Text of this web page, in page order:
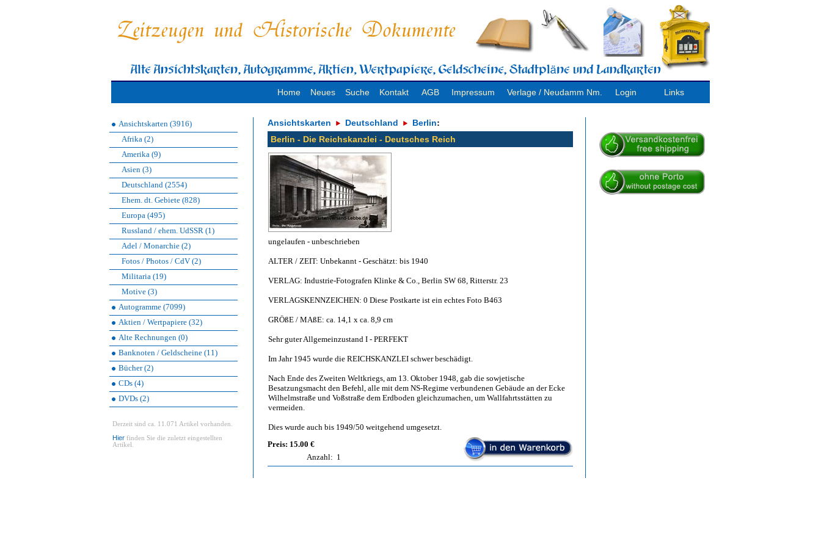
Home Neues Suche Kontakt AGB Impressum Verlage / Neudamm Nm. Login Links
Ansichtskarten (3916)
Afrika (2)
Amerika (9)
Asien (3)
Deutschland (2554)
Ehem. dt. Gebiete (828)
Europa (495)
Russland / ehem. UdSSR (1)
Adel / Monarchie (2)
Fotos / Photos / CdV (2)
Militaria (19)
Motive (3)
Autogramme (7099)
Aktien / Wertpapiere (32)
Alte Rechnungen (0)
Banknoten / Geldscheine (11)
Bücher (2)
CDs (4)
DVDs (2)
Derzeit sind ca. 11.071 Artikel vorhanden.
Hier finden Sie die zuletzt eingestellten
Artikel.
Ansichtskarten Deutschland Berlin:
Berlin - Die Reichskanzlei - Deutsches Reich
ungelaufen - unbeschrieben
ALTER / ZEIT: Unbekannt - Geschätzt: bis 1940
VERLAG: Industrie-Fotografen Klinke & Co., Berlin SW 68, Ritterstr. 23
VERLAGSKENNZEICHEN: 0 Diese Postkarte ist ein echtes Foto B463
GRÖßE / MAßE: ca. 14,1 x ca. 8,9 cm
Sehr guter Allgemeinzustand I - PERFEKT
Im Jahr 1945 wurde die REICHSKANZLEI schwer beschädigt.
Nach Ende des Zweiten Weltkriegs, am 13. Oktober 1948, gab die sowjetische
Besatzungsmacht den Befehl, alle mit dem NS-Regime verbundenen Gebäude an der Ecke
Wilhelmstraße und Voßstraße dem Erdboden gleichzumachen, um Wallfahrtsstätten zu
vermeiden.
Dies wurde auch bis 1949/50 weitgehend umgesetzt.
Preis: 15.00 €
Anzahl: 1